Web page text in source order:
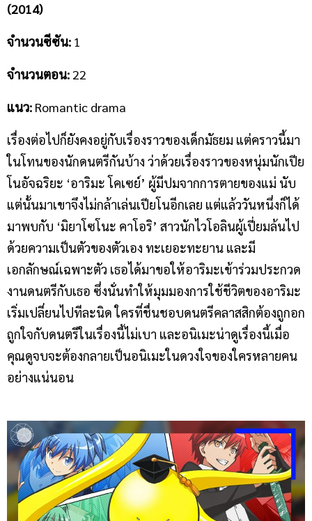
(2014)
จำนวนซีซัน: 1
จำนวนตอน:22
แนว: Romantic drama
เรื่องต่อไปก็ยังคงอยู่กับเรื่องราวของเด็กมัธยม แต่คราวนี้มา
ในโทนของนักดนตรีกันบ้าง ว่าด้วยเรื่องราวของหนุ่มนักเปีย
โนอัจฉริยะ ‘อาริมะ โคเซย์’ ผู้มีปมจากการตายของแม่ นับ
แต่นั้นมาเขาจึงไม่กล้าเล่นเปียโนอีกเลย แต่แล้ววันหนึ่งก็ได้
มาพบกับ ‘มิยาโซโนะ คาโอริ’ สาวนักไวโอลินผู้เปี่ยมล้นไป
ด้วยความเป็นตัวของตัวเอง ทะเยอะทะยาน และมี
เอกลักษณ์เฉพาะตัว เธอได้มาขอให้อาริมะเข้าร่วมประกวด
งานดนตรีกับเธอ ซึ่งนั่นทำให้มุมมองการใช้ชีวิตของอาริมะ
เริ่มเปลี่ยนไปทีละนิด ใครที่ชื่นชอบดนตรีคลาสสิกต้องถูกอก
ถูกใจกับดนตรีในเรื่องนี้ไม่เบา และอนิเมะน่าดูเรื่องนี้เมื่อ
คุณดูจบจะต้องกลายเป็นอนิเมะในดวงใจของใครหลายคน
อย่างแน่นอน